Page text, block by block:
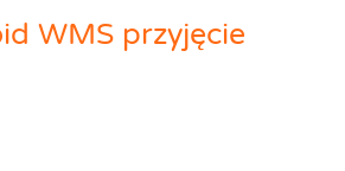
WMS przyjęcie